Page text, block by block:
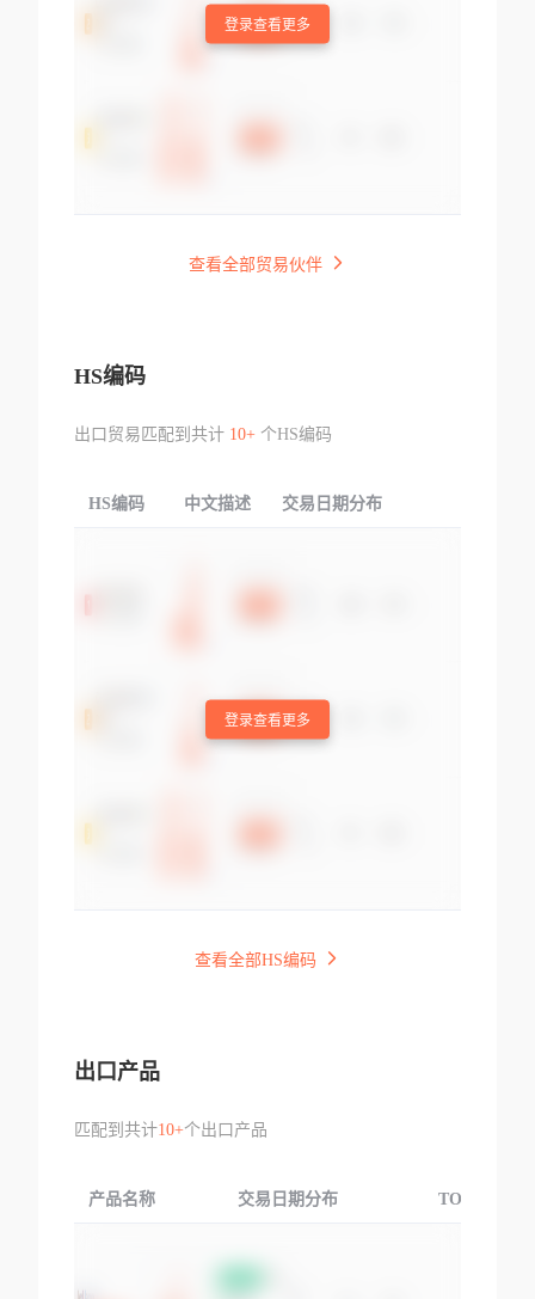
登录查看更多
查看全部贸易伙伴
HS编码
出口贸易匹配到共计 10+个HS编码
HS编码 中文描述 交易日期分布
登录查看更多
查看全部HS编码
出口产品
匹配到共计10+个出口产品
产品名称 交易日期分布 TOP3交易国